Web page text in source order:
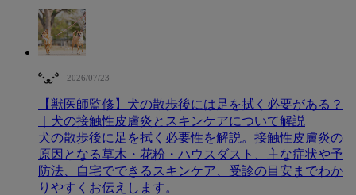
2026/07/23
【獣医師監修】犬の散歩後には足を拭く必要がある？
｜犬の接触性皮膚炎とスキンケアについて解説
犬の散歩後に足を拭く必要性を解説。接触性皮膚炎の
原因となる草木・花粉・ハウスダスト、主な症状や予
防法、自宅でできるスキンケア、受診の目安までわか
りやすくお伝えします。